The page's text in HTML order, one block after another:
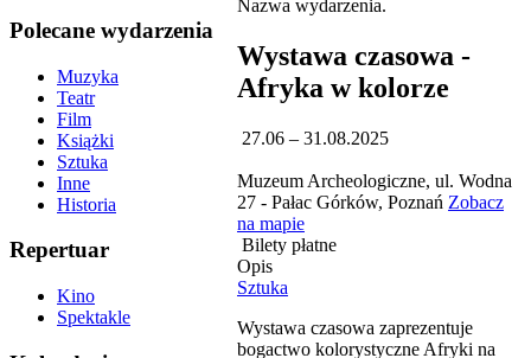
Polecane wydarzenia
Muzyka
Teatr
Film
Książki
Sztuka
Inne
Historia
Repertuar
Kino
Spektakle
Wystawa czasowa -
Afryka w kolorze
27.06 – 31.08.2025
Muzeum Archeologiczne, ul. Wodna
27 - Pałac Górków, Poznań Zobacz
na mapie
Bilety płatne
Opis
Sztuka
Wystawa czasowa zaprezentuje
bogactwo kolorystyczne Afryki na